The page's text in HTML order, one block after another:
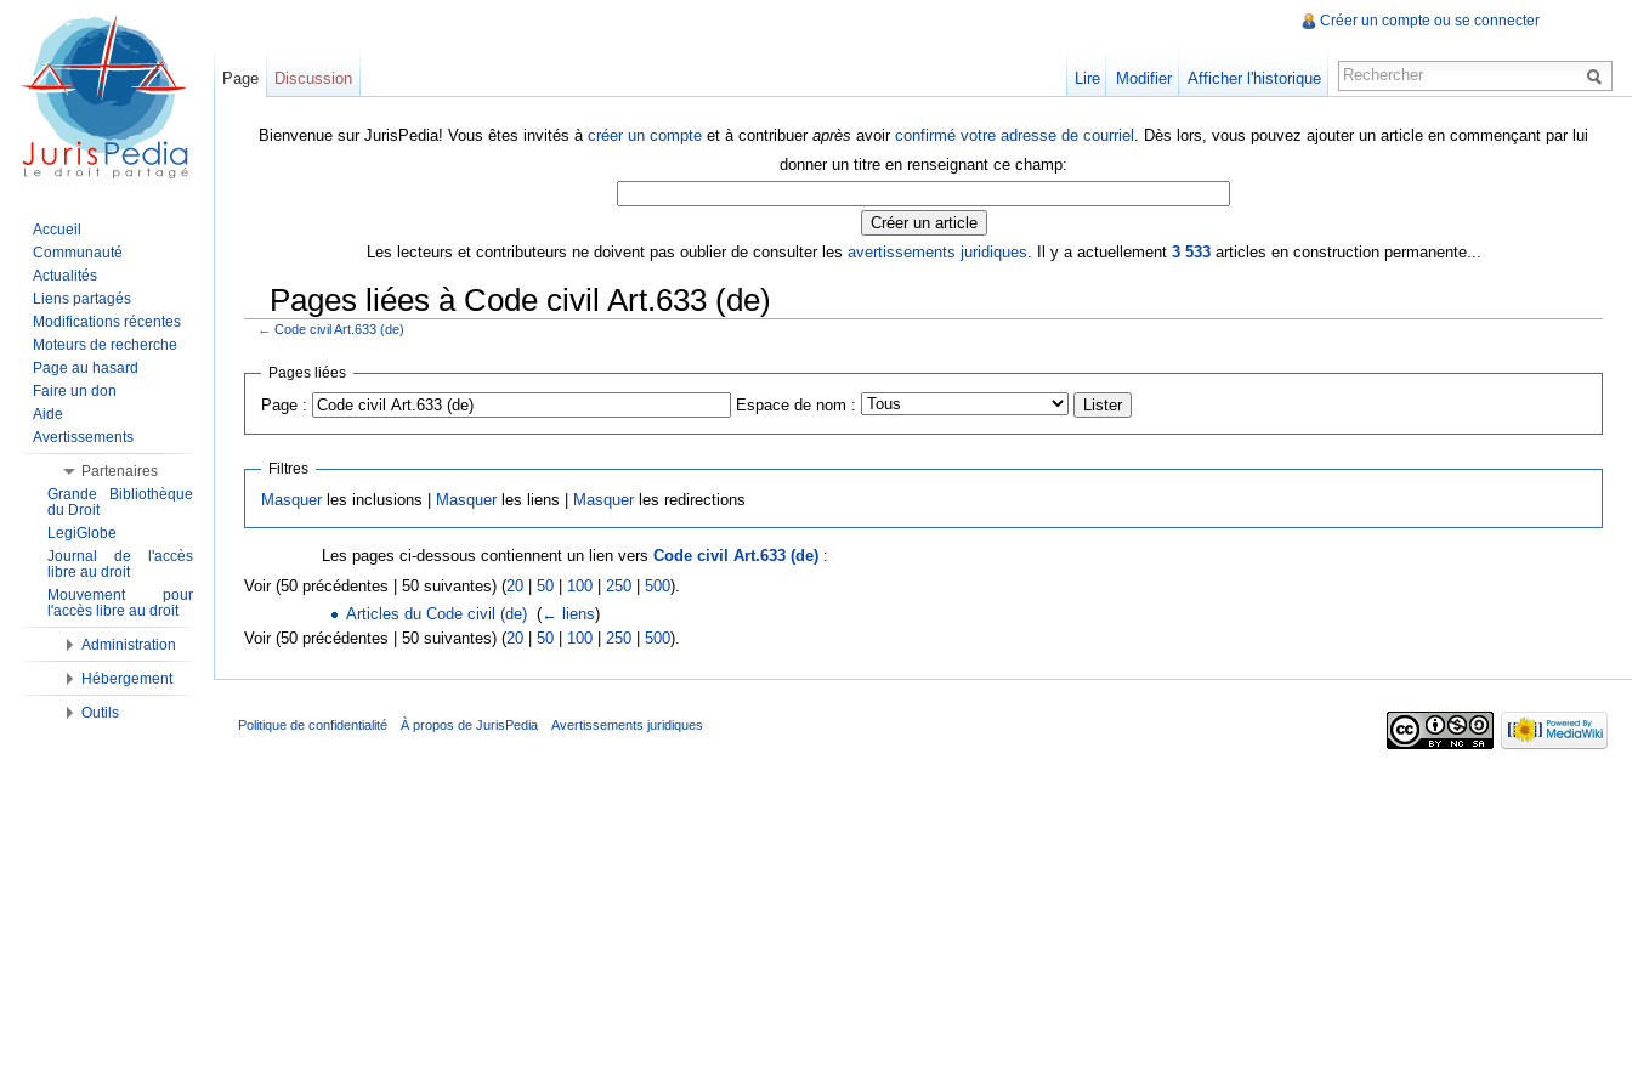
Bienvenue sur JurisPedia! Vous êtes invités à créer un compte et à contribuer après avoir confirmé votre adresse de courriel . Dès lors, vous pouvez ajouter un article en commençant par lui
donner un titre en renseignant ce champ:
Les lecteurs et contributeurs ne doivent pas oublier de consulter les avertissements juridiques. Il y a actuellement 3 533articles en construction permanente...
Pages liées à Code civil Art.633 (de)
← Code civil Art.633 (de)
Pages liées
Page : Espace de nom :
Filtres
Masquerles inclusions | Masquerles liens | Masquerles redirections
Les pages ci-dessous contiennent un lien vers Code civil Art.633 (de) :
Voir (50 précédentes | 50 suivantes) (20 50 100 250 500).
Articles du Code civil (de) ‎(← liens)
Voir (50 précédentes | 50 suivantes) (20 50 100 250 500).
Créer un compte ou se connecter
Page Discussion Lire Modifier Afficher l'historique
Accueil
Communauté
Actualités
Liens partagés
Modifications récentes
Moteurs de recherche
Page au hasard
Faire un don
Aide
Avertissements
Partenaires
Grande Bibliothèque
du Droit
LegiGlobe
Journal de l'accès
libre au droit
Mouvement pour
l'accès libre au droit
Administration
Hébergement
Outils
Politique de confidentialité À propos de JurisPedia Avertissements juridiques